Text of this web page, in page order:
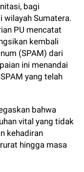
bagi
wilayah Sumatera.
PU mencatat
kembali
(SPAM) dari
ini menandai
yang telah
bahwa
vital yang tidak
kehadiran
hingga masa